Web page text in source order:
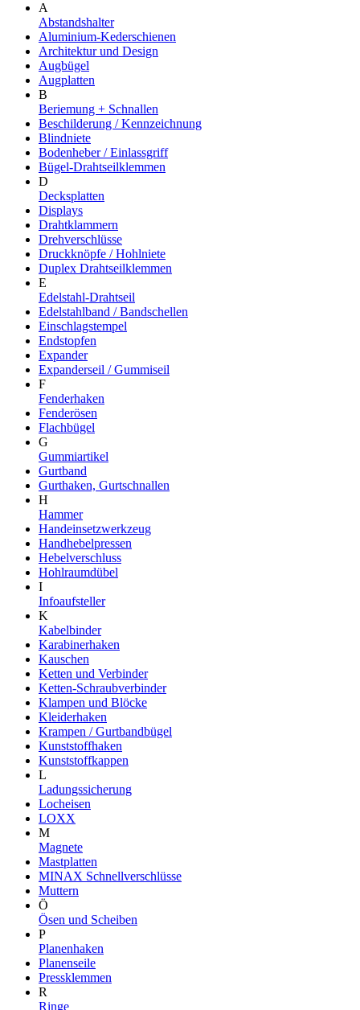
A
Abstandshalter
Aluminium-Kederschienen
Architektur und Design
Augbügel
Augplatten
B
Beriemung + Schnallen
Beschilderung / Kennzeichnung
Blindniete
Bodenheber / Einlassgriff
Bügel-Drahtseilklemmen
D
Decksplatten
Displays
Drahtklammern
Drehverschlüsse
Druckknöpfe / Hohlniete
Duplex Drahtseilklemmen
E
Edelstahl-Drahtseil
Edelstahlband / Bandschellen
Einschlagstempel
Endstopfen
Expander
Expanderseil / Gummiseil
F
Fenderhaken
Fenderösen
Flachbügel
G
Gummiartikel
Gurtband
Gurthaken, Gurtschnallen
H
Hammer
Handeinsetzwerkzeug
Handhebelpressen
Hebelverschluss
Hohlraumdübel
I
Infoaufsteller
K
Kabelbinder
Karabinerhaken
Kauschen
Ketten und Verbinder
Ketten-Schraubverbinder
Klampen und Blöcke
Kleiderhaken
Krampen / Gurtbandbügel
Kunststoffhaken
Kunststoffkappen
L
Ladungssicherung
Locheisen
LOXX
M
Magnete
Mastplatten
MINAX Schnellverschlüsse
Muttern
Ö
Ösen und Scheiben
P
Planenhaken
Planenseile
Pressklemmen
R
Ringe